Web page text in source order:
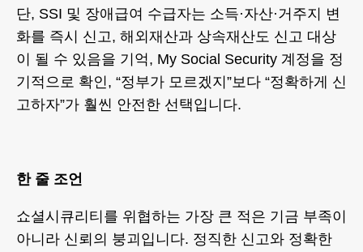
단, SSI 및 장애급여 수급자는 소득·자산·거주지 변
화를 즉시 신고, 해외재산과 상속재산도 신고 대상
이 될 수 있음을 기억, My Social Security 계정을 정
기적으로 확인, “정부가 모르겠지”보다 “정확하게 신
고하자”가 훨씬 안전한 선택입니다.
한 줄 조언
쇼셜시큐리티를 위협하는 가장 큰 적은 기금 부족이
아니라 신뢰의 붕괴입니다. 정직한 신고와 정확한